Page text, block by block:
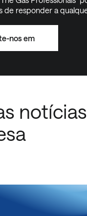
de responder a
nos em